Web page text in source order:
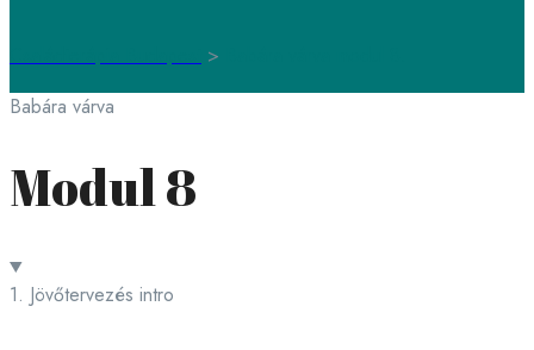
>
Babára várva
Modul 8
1. Jövőtervezés intro